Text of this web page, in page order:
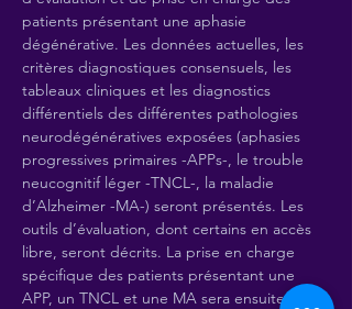
patients présentant une aphasie
dégénérative. Les données actuelles, les
critères diagnostiques consensuels, les
tableaux cliniques et les diagnostics
différentiels des différentes pathologies
neurodégénératives exposées (aphasies
progressives primaires -APPs-, le trouble
neucognitif léger -TNCL-, la maladie
d’Alzheimer -MA-) seront présentés. Les
outils d’évaluation, dont certains en accès
libre, seront décrits. La prise en charge
spécifique des patients présentant une
APP, un TNCL et une MA sera ensuite